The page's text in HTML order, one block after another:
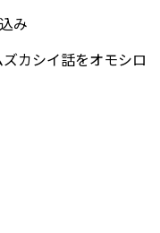
み
カシイ話をオモシロ